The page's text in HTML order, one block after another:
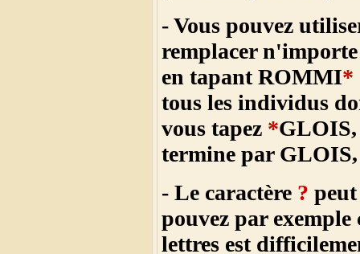
- Vous pouvez
remplacer n'importe
en tapant ROMMI*
tous les individus
vous tapez *GLOIS,
termine par GLOIS,
- Le caractère ?
pouvez par
lettres est